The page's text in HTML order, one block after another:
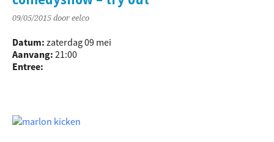
09/05/2015 door eelco
Datum: zaterdag 09 mei
Aanvang: 21:00
Entree: